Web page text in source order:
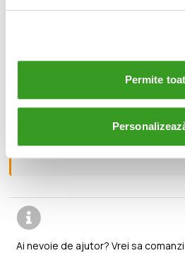
Permite
Acest produs este nou, sigilat
🔄 fara vreo justificare.
🚚
Ai nevoie de ajutor? Vrei sa